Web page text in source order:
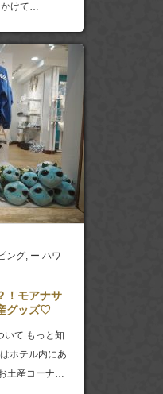
かけて…
ング, ー ハワ
！モアナサ
グッズ♡
いて もっと知
ホテル内にあ
土産コーナ…